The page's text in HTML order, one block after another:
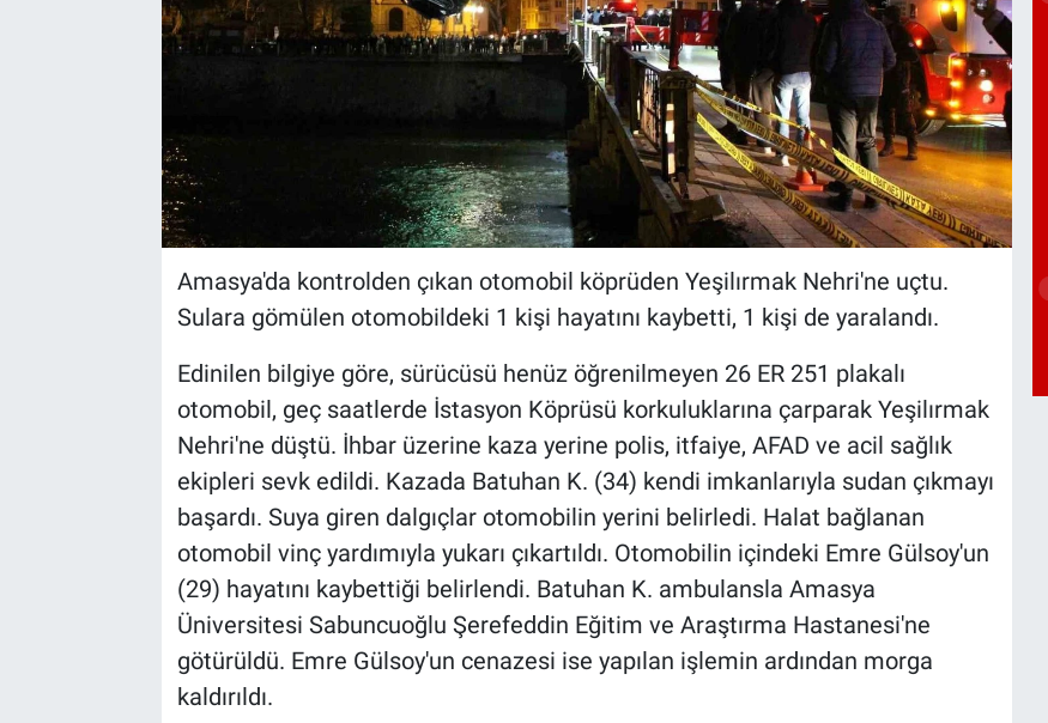
Amasya'da kontrolden çıkan otomobil köprüden Yeşilırmak Nehri'ne uçtu.
Sulara gömülen otomobildeki 1 kişi hayatını kaybetti, 1 kişi de yaralandı.
Edinilen bilgiye göre, sürücüsü henüz öğrenilmeyen 26 ER 251 plakalı
otomobil, geç saatlerde İstasyon Köprüsü korkuluklarına çarparak Yeşilırmak
Nehri'ne düştü. İhbar üzerine kaza yerine polis, itfaiye, AFAD ve acil sağlık
ekipleri sevk edildi. Kazada Batuhan K. (34) kendi imkanlarıyla sudan çıkmayı
başardı. Suya giren dalgıçlar otomobilin yerini belirledi. Halat bağlanan
otomobil vinç yardımıyla yukarı çıkartıldı. Otomobilin içindeki Emre Gülsoy'un
(29) hayatını kaybettiği belirlendi. Batuhan K. ambulansla Amasya
Üniversitesi Sabuncuoğlu Şerefeddin Eğitim ve Araştırma Hastanesi'ne
götürüldü. Emre Gülsoy'un cenazesi ise yapılan işlemin ardından morga
kaldırıldı.